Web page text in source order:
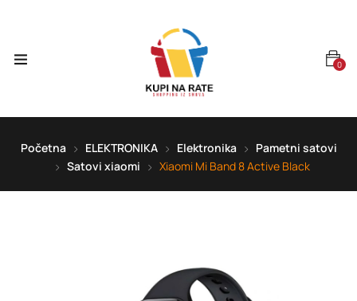
0
Početna ELEKTRONIKA Elektronika
Pametni satovi
Satovi xiaomi
Xiaomi Mi Band 8 Active Black